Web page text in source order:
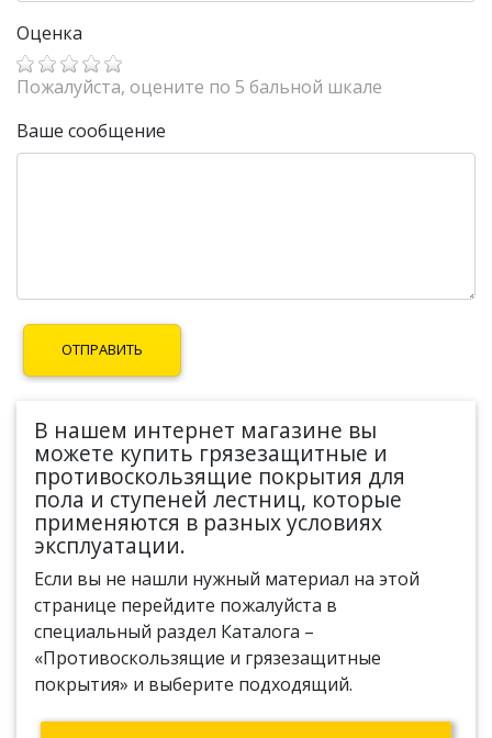
Оценка
Пожалуйста, оцените по 5 бальной шкале
Ваше сообщение
В нашем интернет магазине вы
можете купить грязезащитные и
противоскользящие покрытия для
пола и ступеней лестниц, которые
применяются в разных условиях
эксплуатации.
Если вы не нашли нужный материал на этой
странице перейдите пожалуйста в
специальный раздел Каталога –
«Противоскользящие и грязезащитные
покрытия» и выберите подходящий.